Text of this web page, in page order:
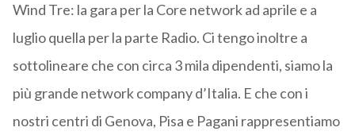
Wind Tre: la gara per la Core network ad aprile e a
luglio quella per la parte Radio. Ci tengo inoltre a
sottolineare che con circa 3 mila dipendenti, siamo la
più grande network company d’Italia. E che con i
nostri centri di Genova, Pisa e Pagani rappresentiamo